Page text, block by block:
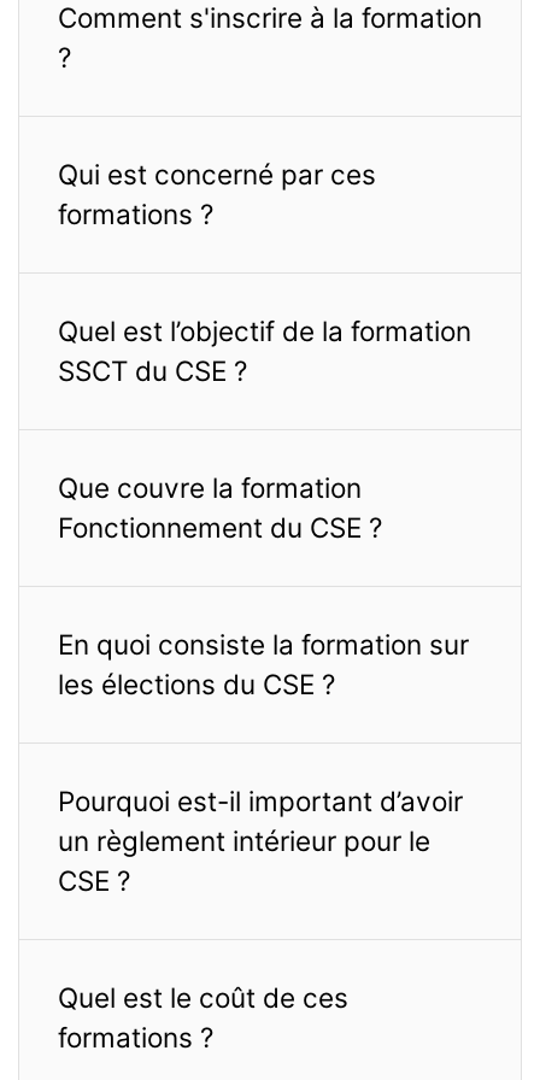
Comment s'inscrire à la formation
?
Qui est concerné par ces
formations ?
Quel est l’objectif de la formation
SSCT du CSE ?
Que couvre la formation
Fonctionnement du CSE ?
En quoi consiste la formation sur
les élections du CSE ?
Pourquoi est-il important d’avoir
un règlement intérieur pour le
CSE ?
Quel est le coût de ces
formations ?